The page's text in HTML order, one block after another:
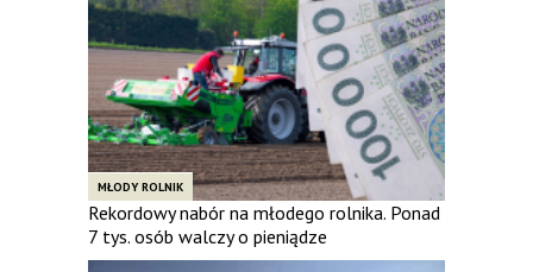
MŁODY ROLNIK
Rekordowy nabór na młodego rolnika. Ponad
7 tys. osób walczy o pieniądze